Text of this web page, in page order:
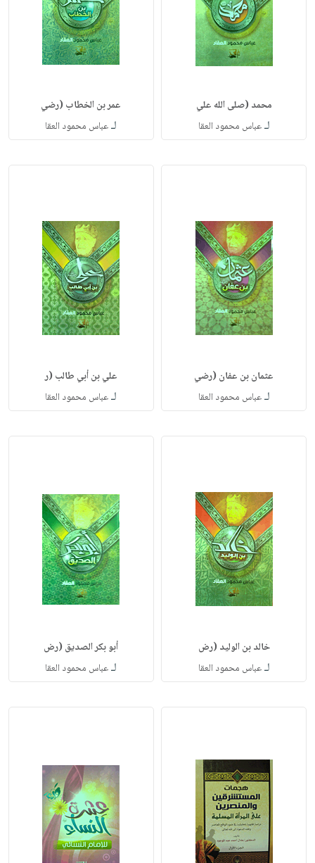
محمد (صلى الله علي
لـعباس محمود العقا
عمر بن الخطاب (رضي
لـعباس محمود العقا
عثمان بن عفان (رضي
لـعباس محمود العقا
علي بن أبي طالب (ر
لـعباس محمود العقا
خالد بن الوليد (رض
لـعباس محمود العقا
أبو بكر الصديق (رض
لـعباس محمود العقا